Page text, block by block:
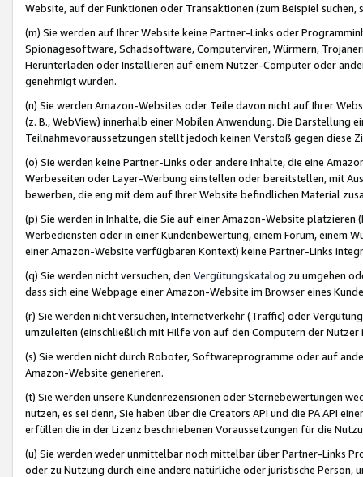
Website, auf der Funktionen oder Transaktionen (zum Beispiel
(m) Sie werden auf Ihrer Website keine Partner-Links oder
Spionagesoftware, Schadsoftware, Computerviren, Würmern,
Herunterladen oder Installieren auf einem Nutzer-Computer oder
genehmigt wurden.
(n) Sie werden Amazon-Websites oder Teile davon nicht auf Ihrer
(z. B., WebView) innerhalb einer Mobilen Anwendung. Die Darstellung
Teilnahmevoraussetzungen stellt jedoch keinen Verstoß gegen diese
(o) Sie werden keine Partner-Links oder andere Inhalte, die eine
Werbeseiten oder Layer-Werbung einstellen oder bereitstellen, mit
bewerben, die eng mit dem auf Ihrer Website befindlichen Material
(p) Sie werden in Inhalte, die Sie auf einer Amazon-Website
Werbediensten oder in einer Kundenbewertung, einem Forum, einem
einer Amazon-Website verfügbaren Kontext) keine Partner-Links
(q) Sie werden nicht versuchen, den Vergütungskatalog zu umgehen
dass sich eine Webpage einer Amazon-Website im Browser eines
(r) Sie werden nicht versuchen, Internetverkehr (Traffic) oder
umzuleiten (einschließlich mit Hilfe von auf den Computern der
(s) Sie werden nicht durch Roboter, Softwareprogramme oder auf
Amazon-Website generieren.
(t) Sie werden unsere Kundenrezensionen oder Sternebewertungen
nutzen, es sei denn, Sie haben über die Creators API und die PA API
erfüllen die in der Lizenz beschriebenen Voraussetzungen für die
(u) Sie werden weder unmittelbar noch mittelbar über Partner-Links
oder zu Nutzung durch eine andere natürliche oder juristische